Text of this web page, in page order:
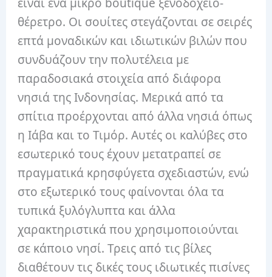
θέρετρο. Οι σουίτες στεγάζονται σε σειρές
επτά μοναδικών και ιδιωτικών βιλών που
συνδυάζουν την πολυτέλεια με
παραδοσιακά στοιχεία από διάφορα
νησιά της Ινδονησίας. Μερικά από τα
σπίτια προέρχονται από άλλα νησιά όπως
η Ιάβα και το Τιμόρ. Αυτές οι καλύβες στο
εσωτερικό τους έχουν μετατραπεί σε
πραγματικά κρησφύγετα σχεδιαστών, ενώ
στο εξωτερικό τους φαίνονται όλα τα
τυπικά ξυλόγλυπτα και άλλα
χαρακτηριστικά που χρησιμοποιούνται
σε κάποιο νησί. Τρεις από τις βίλες
διαθέτουν τις δικές τους ιδιωτικές πισίνες